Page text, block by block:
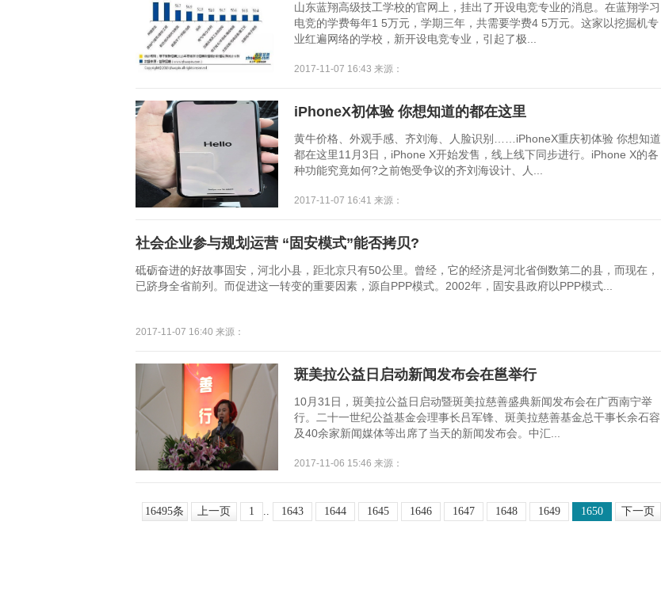
山东蓝翔高级技工学校的官网上，挂出了开设电竞专业的消息。在蓝翔学习
电竞的学费每年1 5万元，学期三年，共需要学费4 5万元。这家以挖掘机专
业红遍网络的学校，新开设电竞专业，引起了极...
2017-11-07 16:43 来源：
iPhoneX初体验 你想知道的都在这里
黄牛价格、外观手感、齐刘海、人脸识别……iPhoneX重庆初体验 你想知道
都在这里11月3日，iPhone X开始发售，线上线下同步进行。iPhone X的各
种功能究竟如何?之前饱受争议的齐刘海设计、人...
2017-11-07 16:41 来源：
社会企业参与规划运营 “固安模式”能否拷贝?
砥砺奋进的好故事固安，河北小县，距北京只有50公里。曾经，它的经济是河北省倒数第二的县，而现在，
已跻身全省前列。而促进这一转变的重要因素，源自PPP模式。2002年，固安县政府以PPP模式...
2017-11-07 16:40 来源：
斑美拉公益日启动新闻发布会在邕举行
10月31日，斑美拉公益日启动暨斑美拉慈善盛典新闻发布会在广西南宁举
行。二十一世纪公益基金会理事长吕军锋、斑美拉慈善基金总干事长余石容
及40余家新闻媒体等出席了当天的新闻发布会。中汇...
2017-11-06 15:46 来源：
16495条 上一页 1 .. 1643 1644 1645 1646 1647 1648 1649 1650 下一页